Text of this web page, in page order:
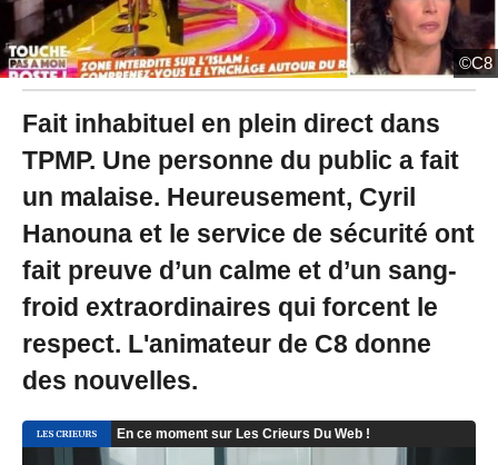
2
:
0
6
-
M
i
s
j
u
r
l
e
6
/
©C8
Fait inhabituel en plein direct dans
TPMP. Une personne du public a fait
un malaise. Heureusement, Cyril
Hanouna et le service de sécurité ont
fait preuve d’un calme et d’un sang-
froid extraordinaires qui forcent le
respect. L'animateur de C8 donne
des nouvelles.